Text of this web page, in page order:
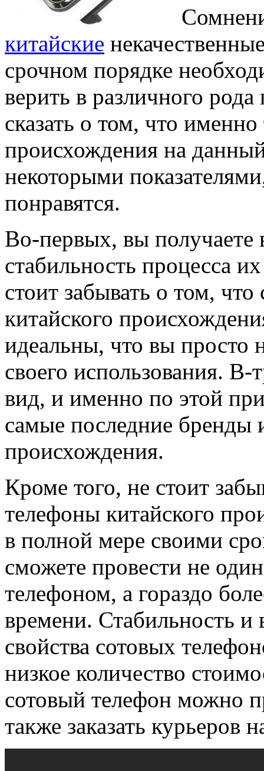
китайские
срочном порядке
верить в различного
сказать о том, что
происхождения на
некоторыми
понравятся.
Во-первых, вы получаете
стабильность процесса
стоит забывать о том,
китайского
идеальны, что вы просто
своего использования.
вид, и именно по этой
самые последние бренды
происхождения.
Кроме того, не стоит
телефоны китайского
в полной мере своими
сможете провести не
телефоном, а гораздо
времени. Стабильность
свойства сотовых
низкое количество
сотовый телефон можно
также заказать курьеров